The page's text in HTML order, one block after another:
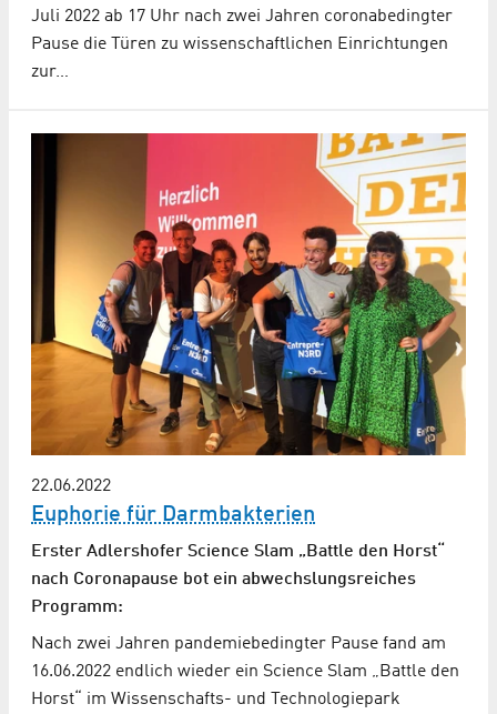
Juli 2022 ab 17 Uhr nach zwei Jahren coronabedingter
Pause die Türen zu wissenschaftlichen Einrichtungen
zur…
22.06.2022
Euphorie für Darmbakterien
Erster Adlershofer Science Slam „Battle den Horst“
nach Coronapause bot ein abwechslungsreiches
Programm:
Nach zwei Jahren pandemiebedingter Pause fand am
16.06.2022 endlich wieder ein Science Slam „Battle den
Horst“ im Wissenschafts- und Technologiepark